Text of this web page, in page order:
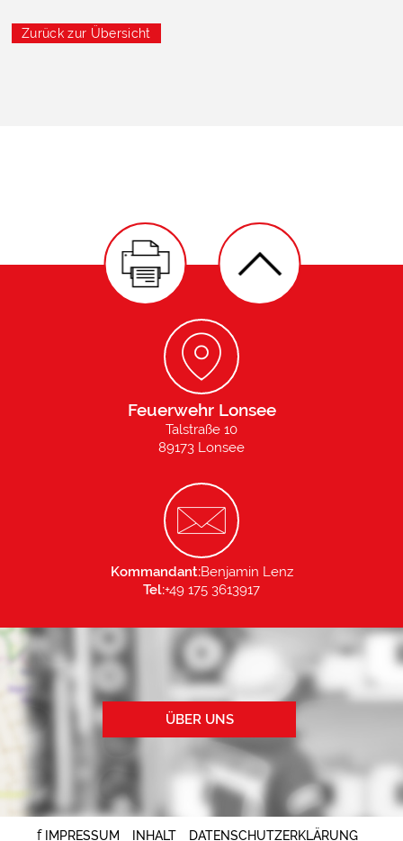
Zurück zur Übersicht
Feuerwehr Lonsee
Talstraße 10
89173 Lonsee
Kommandant:Benjamin Lenz
Tel:+49 175 3613917
ÜBER UNS
f IMPRESSUM INHALT DATENSCHUTZERKLÄRUNG